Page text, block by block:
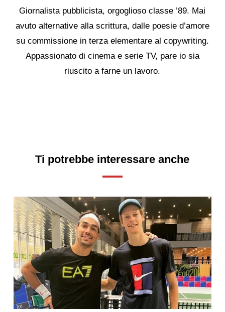
Giornalista pubblicista, orgoglioso classe ’89. Mai
avuto alternative alla scrittura, dalle poesie d’amore
su commissione in terza elementare al copywriting.
Appassionato di cinema e serie TV, pare io sia
riuscito a farne un lavoro.
Ti potrebbe interessare anche